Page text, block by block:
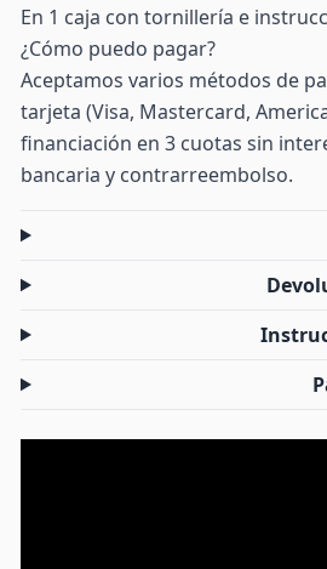
En 1 caja con tornillería e
¿Cómo puedo pagar?
Aceptamos varios métodos de
tarjeta (Visa, Mastercard,
financiación en 3 cuotas sin
bancaria y contrarreembolso.